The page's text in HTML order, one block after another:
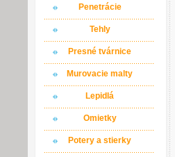
Penetrácie
Tehly
Presné tvárnice
Murovacie malty
Lepidlá
Omietky
Potery a stierky